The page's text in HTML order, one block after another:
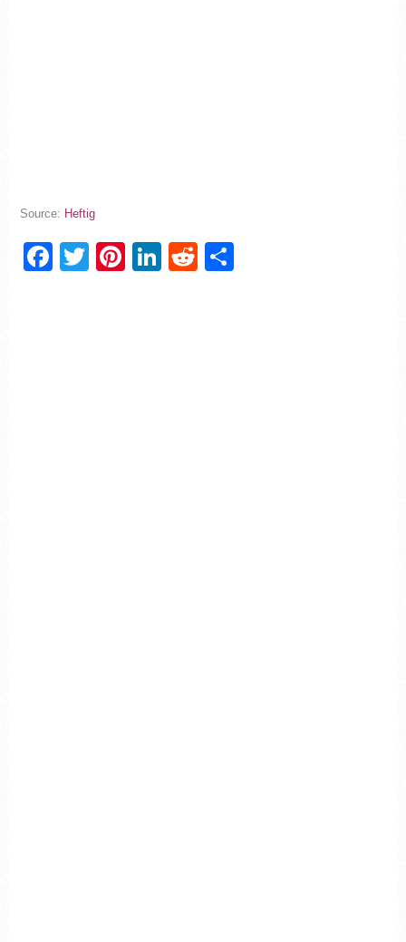
Source: Heftig
Facebook
TwitterPinterest
LinkedIn
Reddit